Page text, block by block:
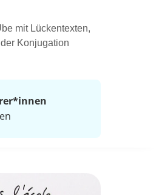
mit Lückentexten,
Konjugation